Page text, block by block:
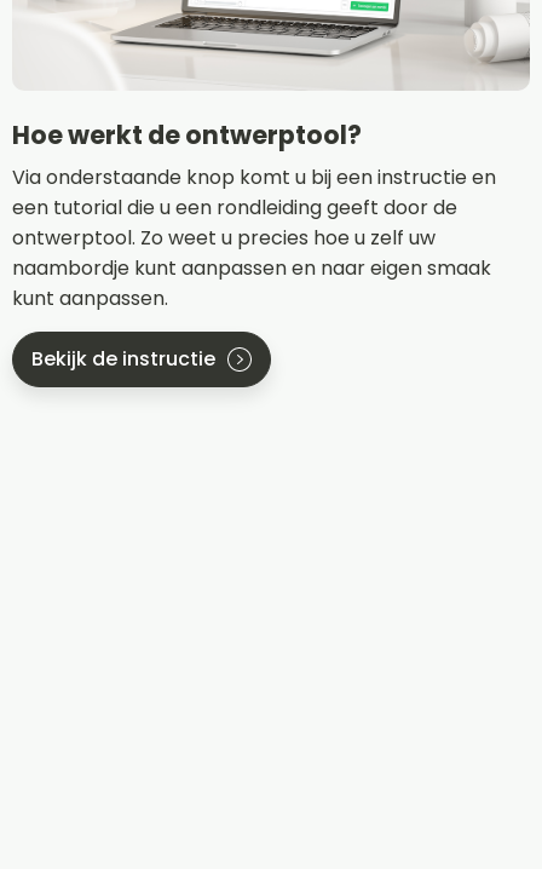
Hoe werkt de ontwerptool?
Via onderstaande knop komt u bij een instructie en
een tutorial die u een rondleiding geeft door de
ontwerptool. Zo weet u precies hoe u zelf uw
naambordje kunt aanpassen en naar eigen smaak
kunt aanpassen.
Bekijk de instructie